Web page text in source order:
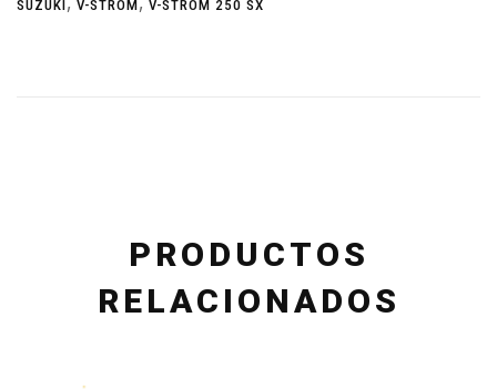
SUZUKI V-STROM V-STROM 250 SX
PRODUCTOS
RELACIONADOS